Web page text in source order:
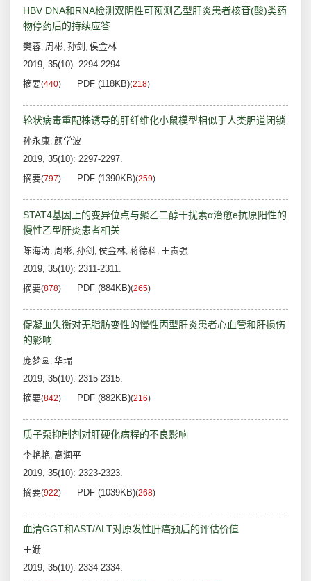
HBV DNA和RNA检测双阴性可预测乙型肝炎患者核苷(酸)类药
物停药后的持续应答
樊蓉, 周彬, 孙剑 , 侯金林
2019, 35(10): 2294-2294.
摘要(440) PDF (118KB)(218)
轮状病毒重配株诱导的肝纤维化小鼠模型相似于人类胆道闭锁
孙永康, 颜学波
2019, 35(10): 2297-2297.
摘要(797) PDF (1390KB)(259)
STAT4基因上的变异位点与聚乙二醇干扰素α治愈e抗原阳性的
慢性乙型肝炎患者相关
陈海涛, 周彬, 孙剑 , 侯金林, 蒋德科, 王贵强
2019, 35(10): 2311-2311.
摘要(878) PDF (884KB)(265)
促凝血失衡对无脂肪变性的慢性丙型肝炎患者心血管和肝损伤
的影响
庞梦圆 , 华瑞
2019, 35(10): 2315-2315.
摘要(842) PDF (882KB)(216)
质子泵抑制剂对肝硬化病程的不良影响
李艳艳, 高润平
2019, 35(10): 2323-2323.
摘要(922) PDF (1039KB)(268)
血清GGT和AST/ALT对原发性肝癌预后的评估价值
王姗
2019, 35(10): 2334-2334.